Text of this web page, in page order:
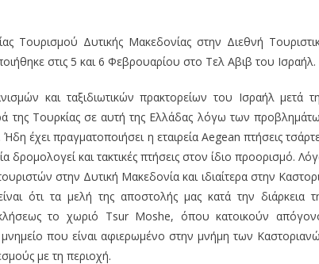
Τουρισμού Δυτικής Μακεδονίας στην Διεθνή
στις 5 και 6 Φεβρουαρίου στο Τελ Αβιβ του Ισραήλ.
και ταξιδιωτικών πρακτορείων του Ισραήλ μετά
της Τουρκίας σε αυτή της Ελλάδας λόγω των
έχει πραγματοποιήσει η εταιρεία Aegean πτήσεις
δρομολογεί και τακτικές πτήσεις στον ίδιο προορισμό.
στην Δυτική Μακεδονία και ιδιαίτερα στην
ότι τα μελή της αποστολής μας κατά την διάρκεια
το χωριό Tsur Moshe, όπου κατοικούν
που είναι αφιερωμένο στην μνήμη των
με τη περιοχή.